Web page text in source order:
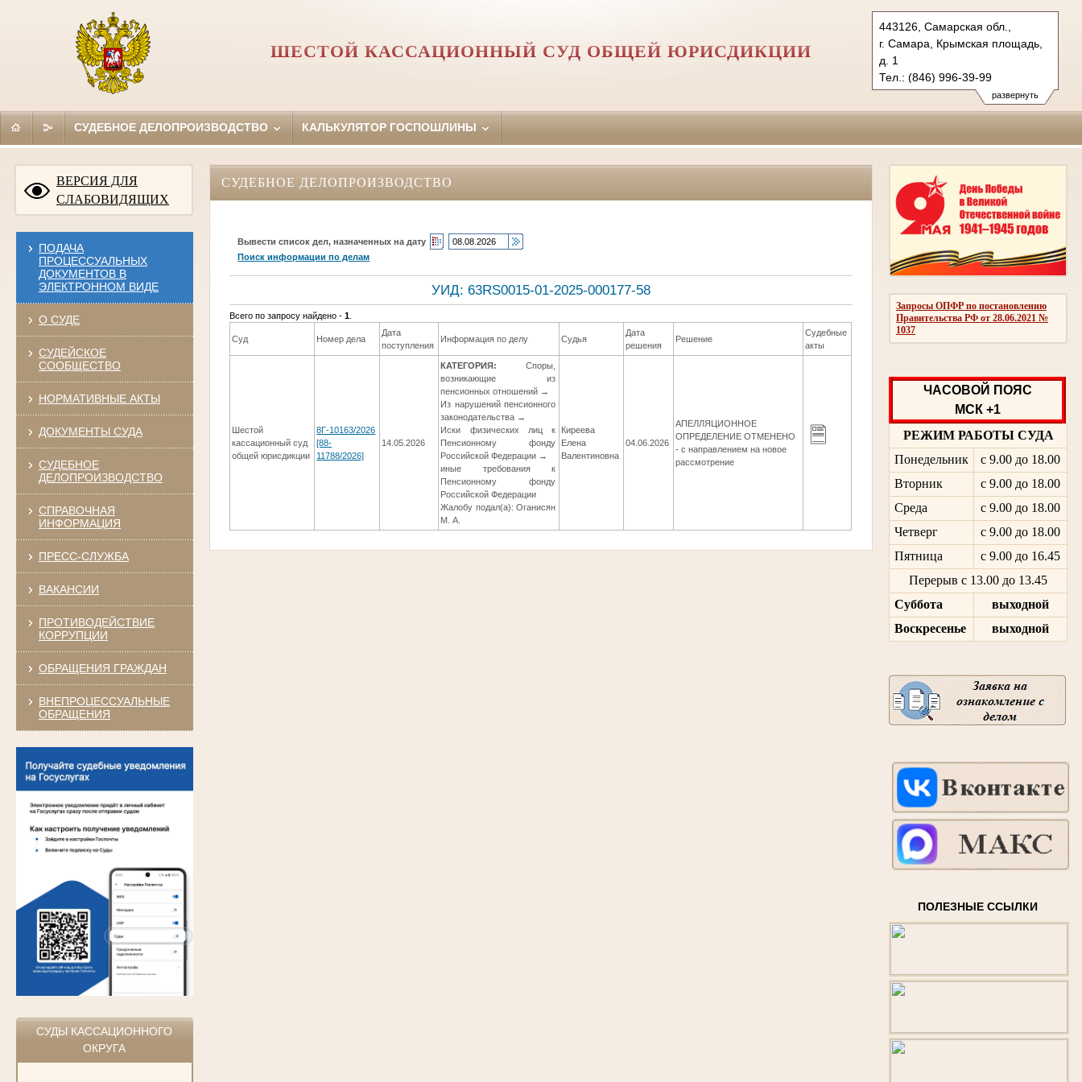
развернуть
443126, Самарская обл.,
г. Самара, Крымская площадь,
д. 1
Тел.: (846) 996-39-99
6kas@sudrf.ru
схема проезда
ШЕСТОЙ КАССАЦИОННЫЙ СУД ОБЩЕЙ ЮРИСДИКЦИИ
СУДЕБНОЕ ДЕЛОПРОИЗВОДСТВО КАЛЬКУЛЯТОР ГОСПОШЛИНЫ
ВЕРСИЯ ДЛЯ
СЛАБОВИДЯЩИХ
ПОДАЧА
ПРОЦЕССУАЛЬНЫХ
ДОКУМЕНТОВ В
ЭЛЕКТРОННОМ ВИДЕ
О СУДЕ
СУДЕЙСКОЕ
СООБЩЕСТВО
НОРМАТИВНЫЕ АКТЫ
ДОКУМЕНТЫ СУДА
СУДЕБНОЕ
ДЕЛОПРОИЗВОДСТВО
СПРАВОЧНАЯ
ИНФОРМАЦИЯ
ПРЕСС-СЛУЖБА
ВАКАНСИИ
ПРОТИВОДЕЙСТВИЕ
КОРРУПЦИИ
ОБРАЩЕНИЯ ГРАЖДАН
ВНЕПРОЦЕССУАЛЬНЫЕ
ОБРАЩЕНИЯ
СУДЫ КАССАЦИОННОГО
ОКРУГА
Запросы ОПФР по постановлению
Правительства РФ от 28.06.2021 №
1037
ЧАСОВОЙ ПОЯС
МСК +1
РЕЖИМ РАБОТЫ СУДА
Понедельник
с 9.00 до 18.00
Вторник
с 9.00 до 18.00
Среда
с 9.00 до 18.00
Четверг
с 9.00 до 18.00
Пятница
с 9.00 до 16.45
Перерыв с 13.00 до 13.45
Суббота
выходной
Воскресенье
выходной
ПОЛЕЗНЫЕ ССЫЛКИ
СУДЕБНОЕ ДЕЛОПРОИЗВОДСТВО
Вывести список дел, назначенных на дату
Поиск информации по делам
УИД: 63RS0015-01-2025-000177-58
Всего по запросу найдено -1
Суд Номер дела
Дата
поступления
Информация по делу Судья
Дата
решения
Решение
Судебные
акты
Шестой
кассационный суд
общей юрисдикции
8Г-10163/2026
[88-
11788/2026]
14.05.2026
КАТЕГОРИЯ: Споры,
возникающие из
пенсионных отношений →
Из нарушений пенсионного
законодательства →
Иски физических лиц к
Пенсионному фонду
Российской Федерации →
иные требования к
Пенсионному фонду
Российской Федерации
Жалобу подал(а): Оганисян
М. А.
Киреева
Елена
Валентиновна
04.06.2026
АПЕЛЛЯЦИОННОЕ
ОПРЕДЕЛЕНИЕ ОТМЕНЕНО
- с направлением на новое
рассмотрение